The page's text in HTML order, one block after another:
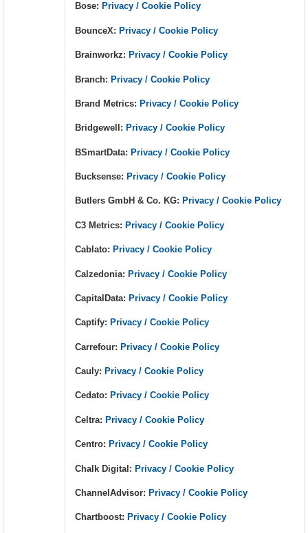
Bose: Privacy / Cookie Policy
BounceX: Privacy / Cookie Policy
Brainworkz: Privacy / Cookie Policy
Branch:Privacy / Cookie Policy
Brand Metrics: Privacy / Cookie Policy
Bridgewell: Privacy / Cookie Policy
BSmartData:Privacy / Cookie Policy
Bucksense: Privacy / Cookie Policy
Butlers GmbH & Co. KG: Privacy / Cookie Policy
C3 Metrics: Privacy / Cookie Policy
Cablato: Privacy / Cookie Policy
Calzedonia:Privacy / Cookie Policy
CapitalData: Privacy / Cookie Policy
Captify: Privacy / Cookie Policy
Carrefour:Privacy / Cookie Policy
Cauly: Privacy / Cookie Policy
Cedato: Privacy / Cookie Policy
Celtra: Privacy / Cookie Policy
Centro: Privacy / Cookie Policy
Chalk Digital:Privacy / Cookie Policy
ChannelAdvisor: Privacy / Cookie Policy
Chartboost: Privacy / Cookie Policy